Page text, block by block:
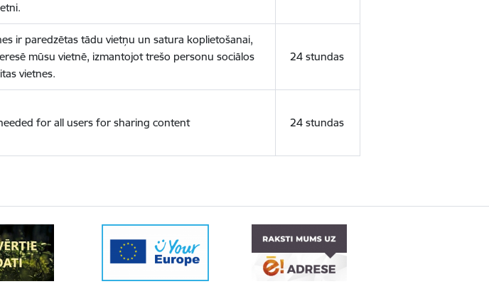
ir paredzētas tādu vietņu un satura koplietošanai,
mūsu vietnē, izmantojot trešo personu sociālos
vietnes.
24 stundas
for all users for sharing content 24 stundas